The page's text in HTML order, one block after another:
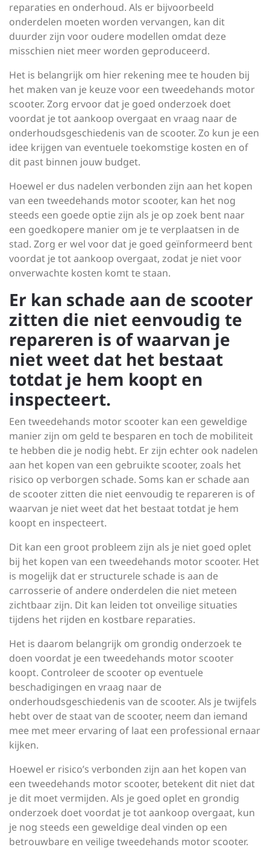
reparaties en onderhoud. Als er bijvoorbeeld
onderdelen moeten worden vervangen, kan dit
duurder zijn voor oudere modellen omdat deze
misschien niet meer worden geproduceerd.
Het is belangrijk om hier rekening mee te houden bij
het maken van je keuze voor een tweedehands motor
scooter. Zorg ervoor dat je goed onderzoek doet
voordat je tot aankoop overgaat en vraag naar de
onderhoudsgeschiedenis van de scooter. Zo kun je een
idee krijgen van eventuele toekomstige kosten en of
dit past binnen jouw budget.
Hoewel er dus nadelen verbonden zijn aan het kopen
van een tweedehands motor scooter, kan het nog
steeds een goede optie zijn als je op zoek bent naar
een goedkopere manier om je te verplaatsen in de
stad. Zorg er wel voor dat je goed geïnformeerd bent
voordat je tot aankoop overgaat, zodat je niet voor
onverwachte kosten komt te staan.
Er kan schade aan de scooter
zitten die niet eenvoudig te
repareren is of waarvan je
niet weet dat het bestaat
totdat je hem koopt en
inspecteert.
Een tweedehands motor scooter kan een geweldige
manier zijn om geld te besparen en toch de mobiliteit
te hebben die je nodig hebt. Er zijn echter ook nadelen
aan het kopen van een gebruikte scooter, zoals het
risico op verborgen schade. Soms kan er schade aan
de scooter zitten die niet eenvoudig te repareren is of
waarvan je niet weet dat het bestaat totdat je hem
koopt en inspecteert.
Dit kan een groot probleem zijn als je niet goed oplet
bij het kopen van een tweedehands motor scooter. Het
is mogelijk dat er structurele schade is aan de
carrosserie of andere onderdelen die niet meteen
zichtbaar zijn. Dit kan leiden tot onveilige situaties
tijdens het rijden en kostbare reparaties.
Het is daarom belangrijk om grondig onderzoek te
doen voordat je een tweedehands motor scooter
koopt. Controleer de scooter op eventuele
beschadigingen en vraag naar de
onderhoudsgeschiedenis van de scooter. Als je twijfels
hebt over de staat van de scooter, neem dan iemand
mee met meer ervaring of laat een professional ernaar
kijken.
Hoewel er risico’s verbonden zijn aan het kopen van
een tweedehands motor scooter, betekent dit niet dat
je dit moet vermijden. Als je goed oplet en grondig
onderzoek doet voordat je tot aankoop overgaat, kun
je nog steeds een geweldige deal vinden op een
betrouwbare en veilige tweedehands motor scooter.